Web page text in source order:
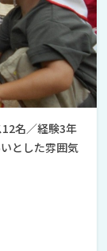
名／経験3年
とした雰囲気